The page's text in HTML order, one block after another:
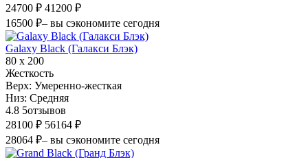
24700 ₽ 41200 ₽
16500 ₽– вы сэкономите сегодня
Galaxy Black (Галакси Блэк)
80 х 200
Жесткость
Верх: Умеренно-жесткая
Низ: Средняя
4.8 5отзывов
28100 ₽ 56164 ₽
28064 ₽– вы сэкономите сегодня